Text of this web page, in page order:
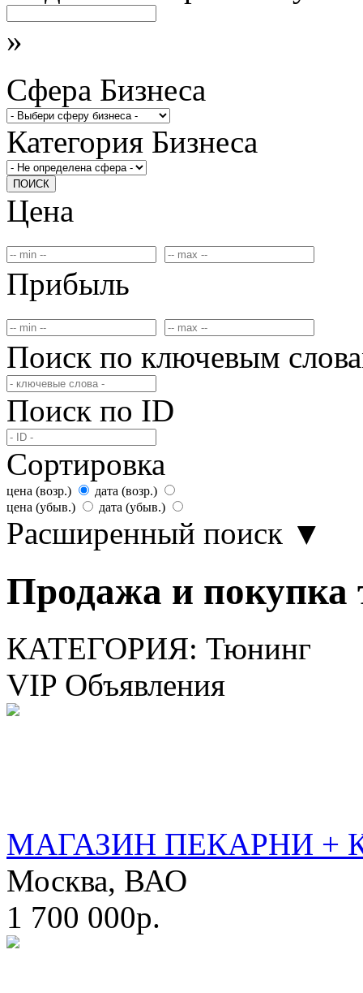
»
Сфера Бизнеса
Категория Бизнеса
ПОИСК
Цена
Прибыль
Поиск по ключевым
Поиск по ID
Сортировка
цена (возр.)
дата (возр.)
цена (убыв.)
дата (убыв.)
Расширенный поиск ▼
Продажа и покупка
КАТЕГОРИЯ: Тюнинг
VIP Объявления
МАГАЗИН ПЕКАРНИ +
Москва, ВАО
1 700 000р.